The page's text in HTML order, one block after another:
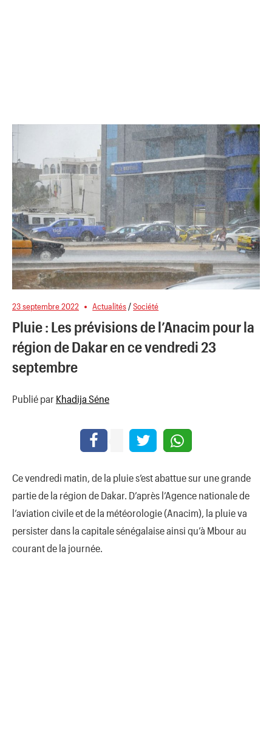
23 septembre 2022 Actualités /Société
Pluie : Les prévisions de l’Anacim pour la
région de Dakar en ce vendredi 23
septembre
Publié par Khadija Séne
Ce vendredi matin, de la pluie s’est abattue sur une grande
partie de la région de Dakar. D’après l’Agence nationale de
l’aviation civile et de la météorologie (Anacim), la pluie va
persister dans la capitale sénégalaise ainsi qu’à Mbour au
courant de la journée.